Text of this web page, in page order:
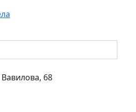
Вавилова, 68